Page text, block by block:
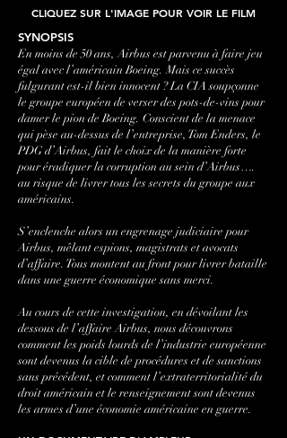
CLIQUEZ SUR L'IMAGE POUR VOIR LE FILM
SYNOPSIS
En moins de 50 ans, Airbus est parvenu à faire jeu
égal avec l’américain Boeing. Mais ce succès
fulgurant est-il bien innocent ? La CIA soupçonne
le groupe européen de verser des pots-de-vins pour
damer le pion de Boeing. Conscient de la menace
qui pèse au-dessus de l’entreprise, Tom Enders, le
PDG d’Airbus, fait le choix de la manière forte
pour éradiquer la corruption au sein d’Airbus….
au risque de livrer tous les secrets du groupe aux
américains.
S’enclenche alors un engrenage judiciaire pour
Airbus, mêlant espions, magistrats et avocats
d’affaire. Tous montent au front pour livrer bataille
dans une guerre économique sans merci.
Au cours de cette investigation, en dévoilant les
dessous de l’affaire Airbus, nous découvrons
comment les poids lourds de l’industrie européenne
sont devenus la cible de procédures et de sanctions
sans précédent, et comment l’extraterritorialité du
droit américain et le renseignement sont devenus
les armes d’une économie américaine en guerre.